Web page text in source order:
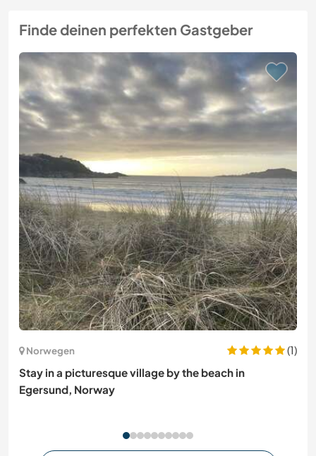
Finde deinen perfekten Gastgeber
Norwegen
(1)
Stay in a picturesque village by the beach in
Egersund, Norway